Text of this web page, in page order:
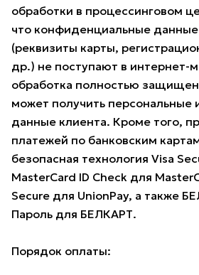
обработки в процессинговом
что конфиденциальные
(реквизиты карты,
др.) не поступают в интернет-
обработка полностью
может получить персональные
данные клиента. Кроме того,
платежей по банковским
безопасная технология Visa
MasterCard ID Check для
Secure для UnionPay, а также
Пароль для БЕЛКАРТ.
Порядок оплаты: